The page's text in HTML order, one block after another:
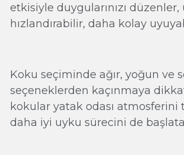
etkisiyle duygularınızı
hızlandırabilir, daha kolay
Koku seçiminde ağır, yoğun ve
seçeneklerden kaçınmaya
kokular yatak odası atmosferini
daha iyi uyku sürecini de